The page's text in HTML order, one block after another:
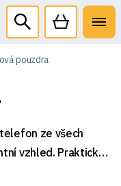
pouzdra
ze všech
vzhled. Praktické
k displeji,